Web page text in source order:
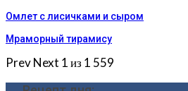
Омлет с лисичками и сыром
Мраморный тирамису
PrevNext 1 из 1 559